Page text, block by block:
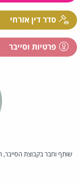
סדר דין אזרחי
פרטיות וסייבר
שותף וחבר בקבוצת הסייבר,